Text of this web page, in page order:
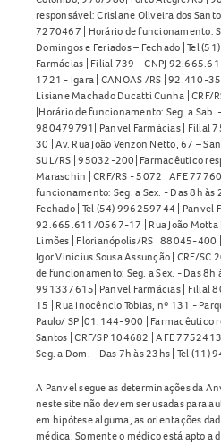
responsável: Crislane Oliveira dos
7270467 | Horário de funcionamento:
Domingos e Feriados – Fechado | Tel
Farmácias | Filial 739 – CNPJ
1721 - Igara | CANOAS /RS | 92.410-
Lisiane Machado Ducatti Cunha | CRF/
|Horário de funcionamento: Seg. a Sab.
980479791| Panvel Farmácias | Filial
30 | Av. Rua João Venzon Netto, 67 –
SUL/RS | 95032-200| Farmacêutico
Maraschin | CRF/RS - 5072 | AFE
funcionamento: Seg. a Sex. - Das 8h às
Fechado | Tel (54) 996259744 | Panvel
92.665.611/0567-17 | Rua João Motta
Limões | Florianópolis/RS | 88045-400
Igor Vinicius Sousa Assunção | CRF/
de funcionamento: Seg. a Sex. - Das 8h
991337615| Panvel Farmácias | Filial
15 | Rua Inocêncio Tobias, nº 131 -
Paulo/ SP |01.144-900 | Farmacêutico
Santos | CRF/SP 104682 | AFE
Seg. a Dom. - Das 7h às 23hs | Tel (11)
A Panvel segue as determinações da
neste site não devem ser usadas para
em hipótese alguma, as orientações
médica. Somente o médico está apto a